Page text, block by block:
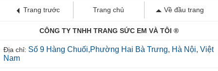
Trang trước Trang chủ Về đầu trang
CÔNG TY TNHH TRANG SỨC EM VÀ TÔI ®
Địa chỉ: Số 9 Hàng Chuối,Phường Hai Bà Trưng, Hà Nội, Việt
Nam